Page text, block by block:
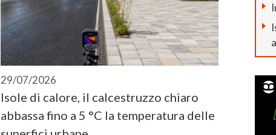
29/07/2026
Isole di calore, il calcestruzzo chiaro
abbassa fino a 5 °C la temperatura delle